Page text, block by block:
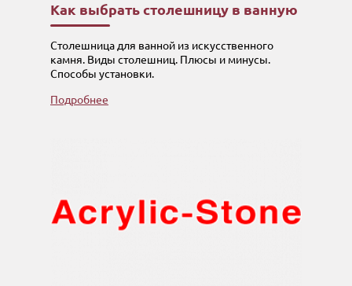
Как выбрать столешницу в ванную
Столешница для ванной из искусственного
камня. Виды столешниц. Плюсы и минусы.
Способы установки.
Подробнее